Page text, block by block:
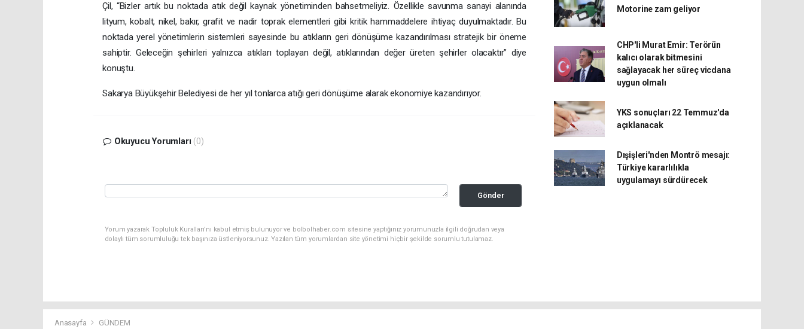
Çil, “Bizler artık bu noktada atık değil kaynak yönetiminden bahsetmeliyiz. Özellikle savunma sanayi alanında
lityum, kobalt, nikel, bakır, grafit ve nadir toprak elementleri gibi kritik hammaddelere ihtiyaç duyulmaktadır. Bu
noktada yerel yönetimlerin sistemleri sayesinde bu atıkların geri dönüşüme kazandırılması stratejik bir öneme
sahiptir. Geleceğin şehirleri yalnızca atıkları toplayan değil, atıklarından değer üreten şehirler olacaktır” diye
konuştu.
Sakarya Büyükşehir Belediyesi de her yıl tonlarca atığı geri dönüşüme alarak ekonomiye kazandırıyor.
Okuyucu Yorumları (0)
Gönder
Yorum yazarak Topluluk Kuralları’nı kabul etmiş bulunuyor ve bolbolhaber.com sitesine yaptığınız yorumunuzla ilgili doğrudan veya
dolaylı tüm sorumluluğu tek başınıza üstleniyorsunuz. Yazılan tüm yorumlardan site yönetimi hiçbir şekilde sorumlu tutulamaz.
Motorine zam geliyor
CHP'li Murat Emir: Terörün
kalıcı olarak bitmesini
sağlayacak her süreç vicdana
uygun olmalı
YKS sonuçları 22 Temmuz'da
açıklanacak
Dışişleri'nden Montrö mesajı:
Türkiye kararlılıkla
uygulamayı sürdürecek
Anasayfa GÜNDEM